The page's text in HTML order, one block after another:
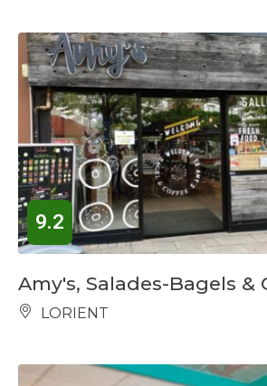
9.2
Amy's, Salades-Bagels &
LORIENT